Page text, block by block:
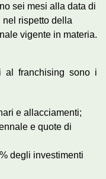
sei mesi alla data di
rispetto della
vigente in materia.
al franchising sono i
e allacciamenti;
e quote di
degli investimenti